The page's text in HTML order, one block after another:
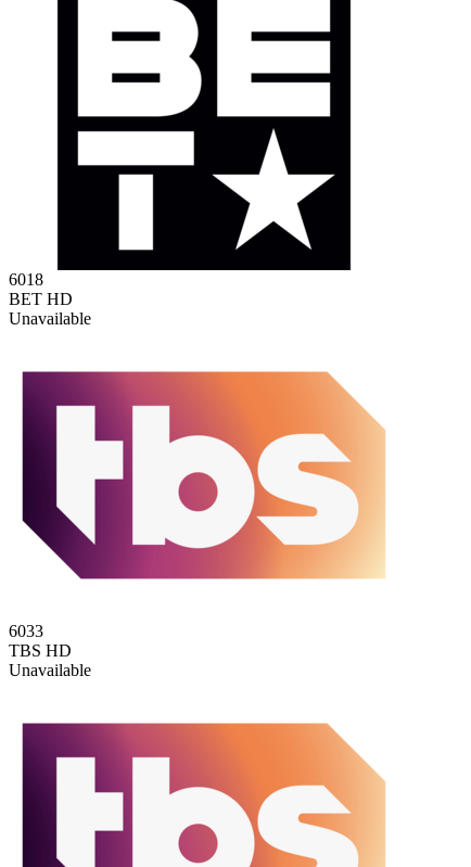
6018
BET HD
Unavailable
6033
TBS HD
Unavailable